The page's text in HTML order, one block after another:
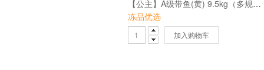
【公主】A级带鱼(黄) 9.5kg（多规格）
冻品优选
加入购物车